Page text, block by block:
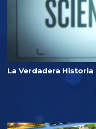
La Verdadera